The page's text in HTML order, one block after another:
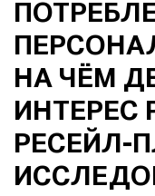
НА ЧЁМ
ИНТЕРЕС
РЕСЕЙЛ-